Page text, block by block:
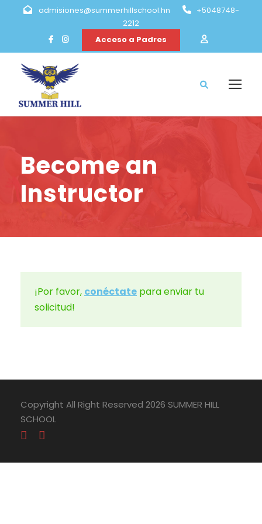
admisiones@summerhillschool.hn
+5048748-
2212
Acceso a Padres
Become an
Instructor
¡Por favor, conéctate para enviar tu
solicitud!
Copyright All Right Reserved 2026 SUMMER HILL
SCHOOL